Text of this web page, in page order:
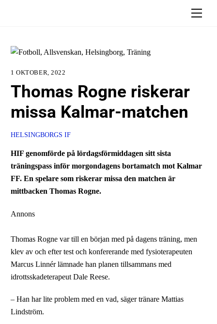
1 OKTOBER, 2022
Thomas Rogne riskerar
missa Kalmar-matchen
HELSINGBORGS IF
HIF genomförde på lördagsförmiddagen sitt sista
träningspass inför morgondagens bortamatch mot Kalmar
FF. En spelare som riskerar missa den matchen är
mittbacken Thomas Rogne.
Annons
Thomas Rogne var till en början med på dagens träning, men
klev av och efter test och konfererande med fysioterapeuten
Marcus Linnér lämnade han planen tillsammans med
idrottsskadeterapeut Dale Reese.
– Han har lite problem med en vad, säger tränare Mattias
Lindström.